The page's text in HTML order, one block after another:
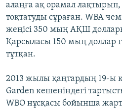
алаңға ақ орамал лақтырып,
тоқтатуды сұраған. WBA
жеңісі 350 мың АҚШ
Қарсыласы 150 мың доллар
тұтқан.
2013 жылы қаңтардың 19-ы
Garden кешеніндегі
WBО нұсқасы бойынша